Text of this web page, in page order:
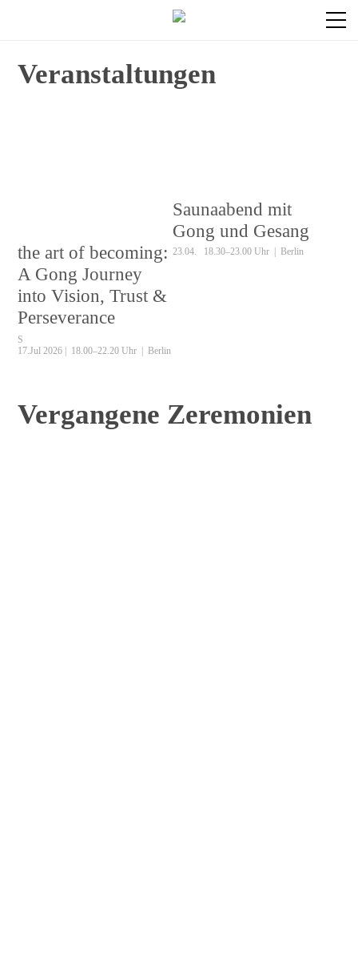
Veranstaltungen
the art of becoming:
A Gong Journey
into Vision, Trust &
Perseverance
S
17.Jul 2026 | 18.00–22.20 Uhr | Berlin
Saunaabend mit
Gong und Gesang
23.04. 18.30–23.00 Uhr | Berlin
Vergangene Zeremonien